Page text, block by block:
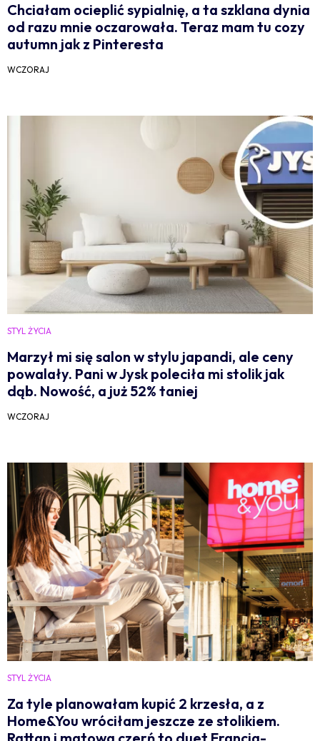
Chciałam ocieplić sypialnię, a ta szklana dynia
od razu mnie oczarowała. Teraz mam tu cozy
autumn jak z Pinteresta
WCZORAJ
STYL ŻYCIA
Marzył mi się salon w stylu japandi, ale ceny
powalały. Pani w Jysk poleciła mi stolik jak
dąb. Nowość, a już 52% taniej
WCZORAJ
STYL ŻYCIA
Za tyle planowałam kupić 2 krzesła, a z
Home&You wróciłam jeszcze ze stolikiem.